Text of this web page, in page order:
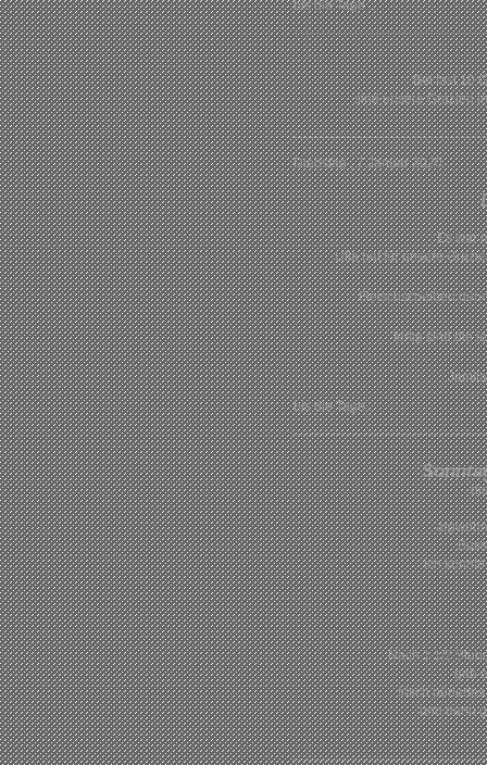
bis die Tage...
Bei fast 10
sind unsere Grazien
Dienstag , 7.Januar 2020
Es war
Ulla hat für unsere
Fleischscheiben
fertig sind die
bis die Tage...
ich
Nach 1 1/2
gab
frisch
und dann